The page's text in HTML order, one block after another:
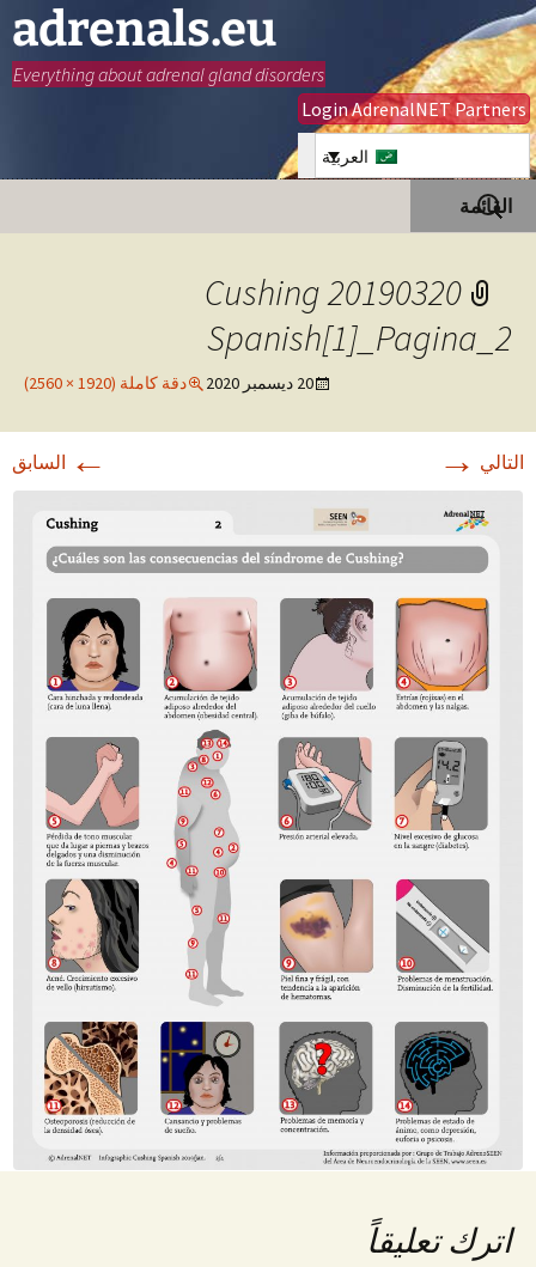
adrenals.eu
Everything about adrenal gland disorders
Login AdrenalNET Partners
العربية
القائمة
البحث
عن:
20190320 Cushing
Spanish[1]_Pagina_2
20 ديسمبر 2020 دقة كاملة (1920 × 2560)
← السابق التالي →
اترك تعليقاً